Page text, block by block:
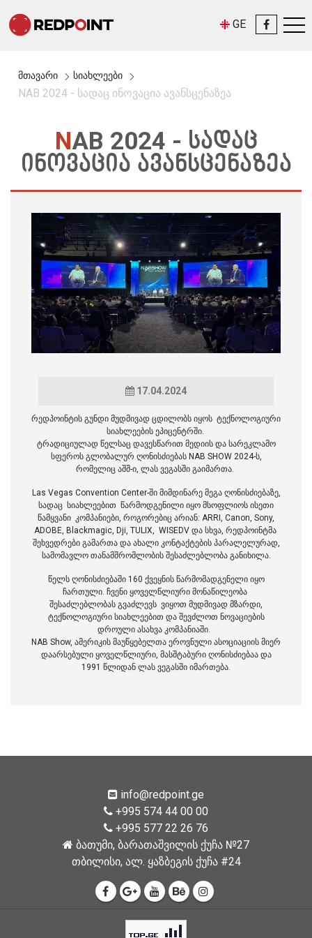
GE
მთავარი სიახლეები
NAB 2024 - სადაც ინოვაცია ავანსცენაზეა
NAB 2024 - ᲡᲐᲓᲐᲪ
ᲘᲜᲝᲕᲐᲪᲘᲐ ᲐᲕᲐᲜᲡᲪᲔᲜᲐᲖᲔᲐ
17.04.2024
რედპოინტის გუნდი მუდმივად ცდილობს იყოს ტექნოლოგიური
სიახლეების ეპიცენტრში.
ტრადიციულად წელსაც დავესწარით მედიის და სარეკლამო
სფეროს გლობალურ ღონისძიებას NAB SHOW 2024-ს,
რომელიც აშშ-ი, ლას ვეგასში გაიმართა.
Las Vegas Convention Center-ში მიმდინარე მეგა ღონისძიებაზე,
სადაც სიახლეებით წარმოდგენილი იყო მსოფლიოს ისეთი
წამყვანი კომპანიები, როგორებიც არიან: ARRI, Canon, Sony,
ADOBE, Blackmagic, Dji, TULIX, WISEDV და სხვა, რედპოინტმა
შეხვედრები გამართა და ახალი კონტაქტების პარალელურად,
სამომავლო თანამშრომლობის შესაძლებლობა განიხილა.
წელს ღონისძიებაში 160 ქვეყნის წარმომადგენელი იყო
ჩართული. ჩვენი ყოველწლიური მონაწილეობა
შესაძლებლობას გვაძლევს ვიყოთ მუდმივად მზარდი,
ტექნოლოგიური სიახლეებით და შევძლოთ ნოვაციების
დროული ასახვა კომპანიაში.
NAB Show, ამერიკის მაუწყებელთა ეროვნული ასოციაციის მიერ
დაარსებული ყოველწლიური, მასშტაბური ღონისძიებაა და
1991 წლიდან ლას ვეგასში იმართება.
info@redpoint.ge
+995 574 44 00 00
+995 577 22 26 76
ბათუმი, ბარათაშვილის ქუჩა №27
თბილისი, ალ. ყაზბეგის ქუჩა #24